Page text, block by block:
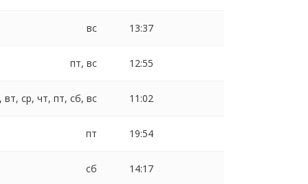
вс 13:37
пт, вс 12:55
вт, ср, чт, пт, сб, вс 11:02
пт 19:54
сб 14:17